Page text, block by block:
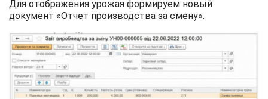
Для отображения урожая формируем новый
документ «Отчет производства за смену».